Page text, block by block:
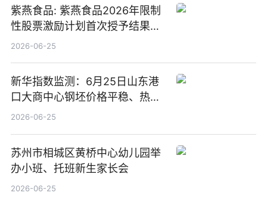
紫燕食品: 紫燕食品2026年限制
性股票激励计划首次授予结果公
告-微资讯
2026-06-25
新华指数监测：6月25日山东港
口大商中心钢坯价格平稳、热轧
C料价格微幅下跌
2026-06-25
苏州市相城区黄桥中心幼儿园举
办小班、托班新生家长会
2026-06-25